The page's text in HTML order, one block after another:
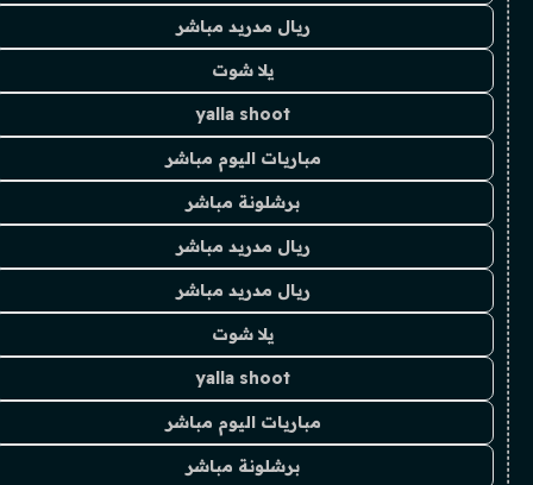
ريال مدريد مباشر
يلا شوت
yalla shoot
مباريات اليوم مباشر
برشلونة مباشر
ريال مدريد مباشر
ريال مدريد مباشر
يلا شوت
yalla shoot
مباريات اليوم مباشر
برشلونة مباشر